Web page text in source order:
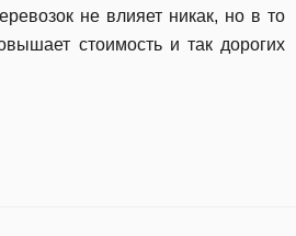
не влияет никак, но в то
стоимость и так дорогих